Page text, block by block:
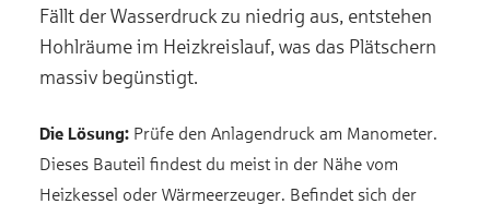
Fällt der Wasserdruck zu niedrig aus, entstehen
Hohlräume im Heizkreislauf, was das Plätschern
massiv begünstigt.
Die Lösung: Prüfe den Anlagendruck am Manometer.
Dieses Bauteil findest du meist in der Nähe vom
Heizkessel oder Wärmeerzeuger. Befindet sich der